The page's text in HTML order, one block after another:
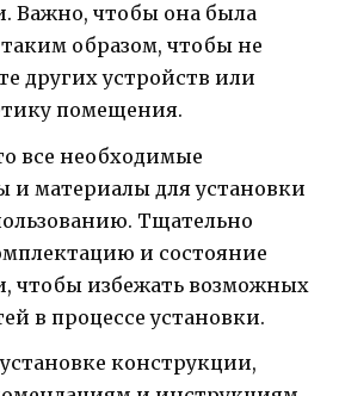
Важно, чтобы она была
образом, чтобы не
других устройств или
помещения.
все необходимые
и материалы для установки
Тщательно
и состояние
чтобы избежать возможных
в процессе установки.
конструкции,